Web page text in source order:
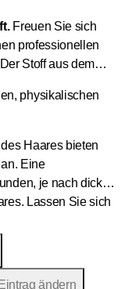
Freuen Sie sich
professionellen
Stoff aus dem
physikalischen
Haares bieten
an. Eine
je nach dicke,
Lassen Sie sich
Eintrag ändern